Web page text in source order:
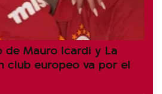
de Mauro Icardi y La
club europeo va por el